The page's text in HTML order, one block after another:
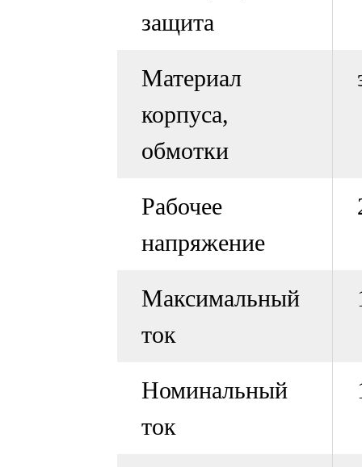
защита
Материал
корпуса,
обмотки
Рабочее
напряжение
Максимальный
ток
Номинальный
ток